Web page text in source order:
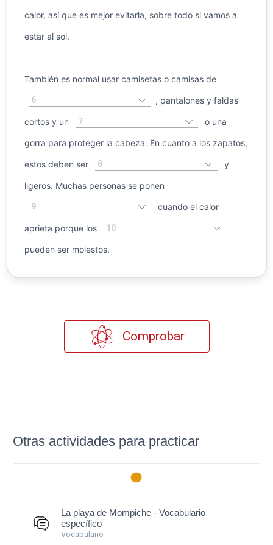
calor, así que es mejor evitarla, sobre todo si vamos a
estar al sol.
También es normal usar camisetas o camisas de
6 , pantalones y faldas
cortos y un 7 o una
gorra para proteger la cabeza. En cuanto a los zapatos,
estos deben ser 8 y
ligeros. Muchas personas se ponen
9 cuando el calor
aprieta porque los 10
pueden ser molestos.
Comprobar
Otras actividades para practicar
La playa de Mompiche - Vocabulario
específico
Vocabulario